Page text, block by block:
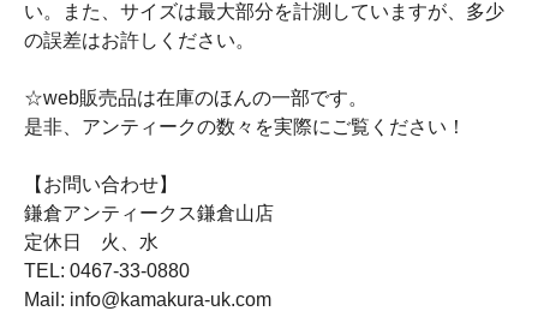
い。また、サイズは最大部分を計測していますが、多少
の誤差はお許しください。
☆web販売品は在庫のほんの一部です。
是非、アンティークの数々を実際にご覧ください！
【お問い合わせ】
鎌倉アンティークス鎌倉山店
定休日 火、水
TEL: 0467-33-0880
Mail: info@kamakura-uk.com